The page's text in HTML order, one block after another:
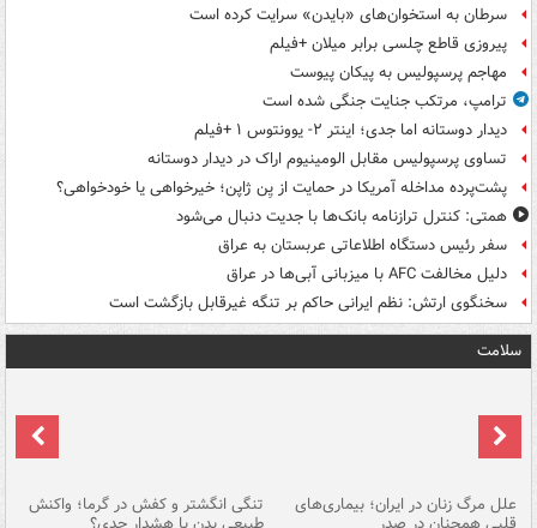
سرطان به استخوان‌های «بایدن» سرایت کرده است
پیروزی قاطع چلسی برابر میلان +فیلم
مهاجم پرسپولیس به پیکان پیوست
ترامپ، مرتکب جنایت جنگی شده است
دیدار دوستانه اما جدی؛ اینتر ۲- یوونتوس ۱ +فیلم
تساوی پرسپولیس مقابل الومینیوم اراک در دیدار دوستانه
پشت‌پرده مداخله آمریکا در حمایت از یِن ژاپن؛ خیرخواهی یا خودخواهی؟
همتی: کنترل ترازنامه بانک‌ها با جدیت دنبال می‌شود
سفر رئیس دستگاه اطلاعاتی عربستان به عراق
دلیل مخالفت AFC با میزبانی آبی‌ها در عراق
سخنگوی ارتش: نظم ایرانی حاکم بر تنگه غیرقابل بازگشت است
سلامت
علل مرگ زنان در ایران؛ بیماری‌های تنگی انگشتر و کفش در گرما؛ واکنش